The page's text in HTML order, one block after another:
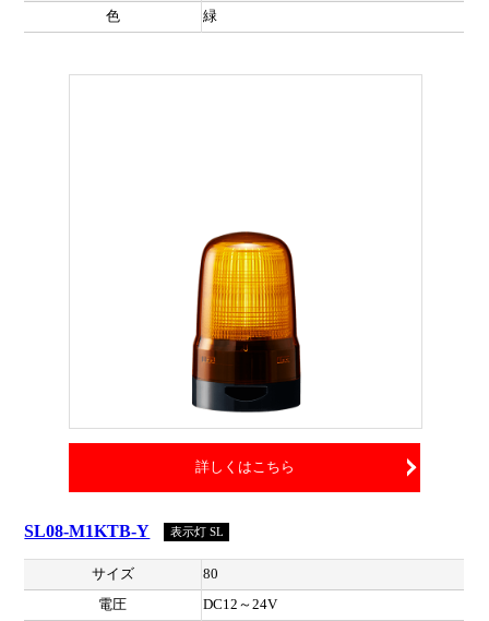
色
緑
詳しくはこちら
SL08-M1KTB-Y 表示灯 SL
サイズ
80
電圧
DC12～24V